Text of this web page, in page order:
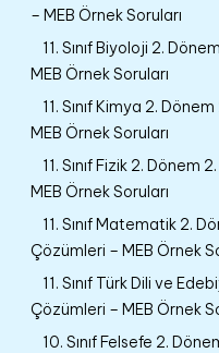
– MEB Örnek Soruları
11. Sınıf Biyoloji 2.
MEB Örnek Soruları
11. Sınıf Kimya 2.
MEB Örnek Soruları
11. Sınıf Fizik 2. Dönem
MEB Örnek Soruları
11. Sınıf Matematik 2.
Çözümleri – MEB Örnek
11. Sınıf Türk Dili ve
Çözümleri – MEB Örnek
10. Sınıf Felsefe 2.